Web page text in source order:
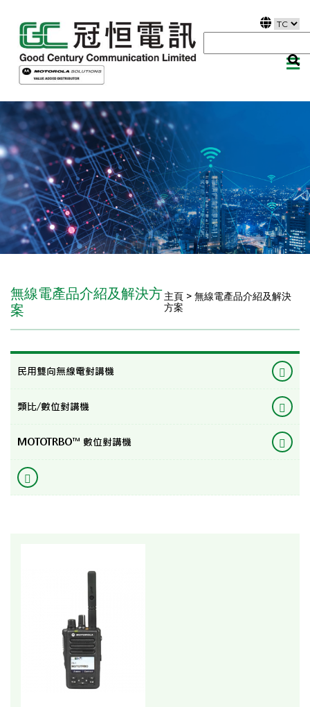
無線電產品介紹及解決方
案
主頁 > 無線電產品介紹及解決
方案
民用雙向無線電對講機
類比/數位對講機
MOTOTRBO™ 數位對講機